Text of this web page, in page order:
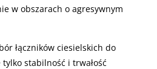
w obszarach o agresywnym
łączników ciesielskich do
stabilność i trwałość